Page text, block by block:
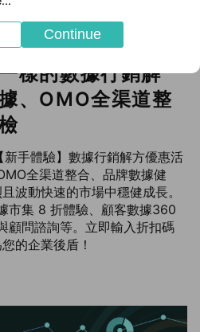
樣的數據行銷解
、OMO全渠道整
手體驗】數據行銷解方優惠活
全渠道整合、品牌數據健
波動快速的市場中穩健成長。
市集 8 折體驗、顧客數據360
顧問諮詢等。立即輸入折扣碼
的企業後盾！
Continue